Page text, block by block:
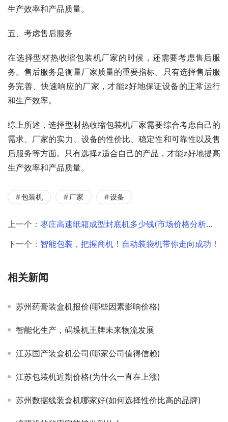
生产效率和产品质量。
五、考虑售后服务
在选择型材热收缩包装机厂家的时候，还需要考虑售后服
务。售后服务是衡量厂家质量的重要指标。只有选择售后服
务完善、快速响应的厂家，才能z好地保证设备的正常运行
和生产效率。
综上所述，选择型材热收缩包装机厂家需要综合考虑自己的
需求、厂家的实力、设备的性价比、稳定性和可靠性以及售
后服务等方面。只有选择z适合自己的产品，才能z好地提高
生产效率和产品质量。
包装机 厂家 设备
上一个： 枣庄高速纸箱成型封底机多少钱(市场价格分析与选购指南)
下一个： 智能包装，把握商机！自动装袋机带你走向成功！
相关新闻
苏州药膏装盒机报价(哪些因素影响价格)
智能化生产，码垛机王牌未来物流发展
江苏国产装盒机公司(哪家公司值得信赖)
江苏包装机近期价格(为什么一直在上涨)
苏州数据线装盒机哪家好(如何选择性价比高的品牌)